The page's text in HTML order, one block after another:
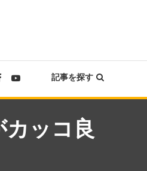
記事を探す
カッコ良